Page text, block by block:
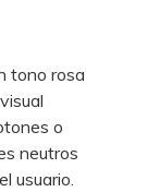
tono rosa
o
neutros
usuario.